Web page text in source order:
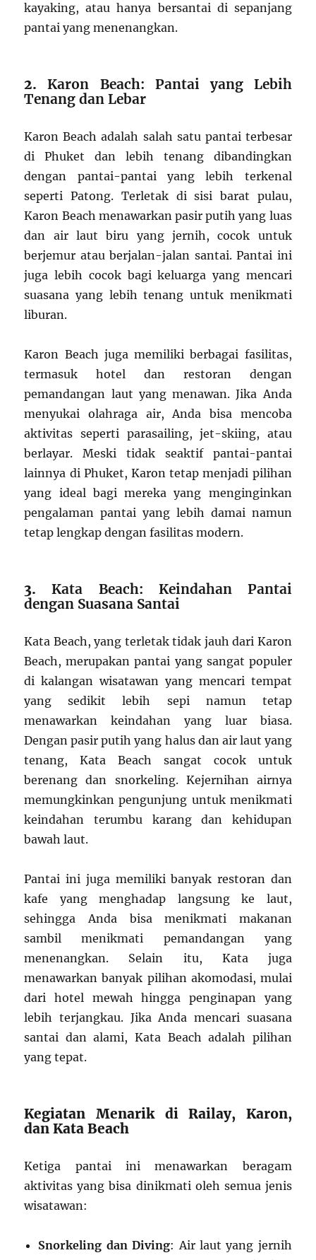
kayaking, atau hanya bersantai di sepanjang
pantai yang menenangkan.
2.Karon Beach: Pantai yang Lebih
Tenang dan Lebar
Karon Beach adalah salah satu pantai terbesar
di Phuket dan lebih tenang dibandingkan
dengan pantai-pantai yang lebih terkenal
seperti Patong. Terletak di sisi barat pulau,
Karon Beach menawarkan pasir putih yang luas
dan air laut biru yang jernih, cocok untuk
berjemur atau berjalan-jalan santai. Pantai ini
juga lebih cocok bagi keluarga yang mencari
suasana yang lebih tenang untuk menikmati
liburan.
Karon Beach juga memiliki berbagai fasilitas,
termasuk hotel dan restoran dengan
pemandangan laut yang menawan. Jika Anda
menyukai olahraga air, Anda bisa mencoba
aktivitas seperti parasailing, jet-skiing, atau
berlayar. Meski tidak seaktif pantai-pantai
lainnya di Phuket, Karon tetap menjadi pilihan
yang ideal bagi mereka yang menginginkan
pengalaman pantai yang lebih damai namun
tetap lengkap dengan fasilitas modern.
3.Kata Beach: Keindahan Pantai
dengan Suasana Santai
Kata Beach, yang terletak tidak jauh dari Karon
Beach, merupakan pantai yang sangat populer
di kalangan wisatawan yang mencari tempat
yang sedikit lebih sepi namun tetap
menawarkan keindahan yang luar biasa.
Dengan pasir putih yang halus dan air laut yang
tenang, Kata Beach sangat cocok untuk
berenang dan snorkeling. Kejernihan airnya
memungkinkan pengunjung untuk menikmati
keindahan terumbu karang dan kehidupan
bawah laut.
Pantai ini juga memiliki banyak restoran dan
kafe yang menghadap langsung ke laut,
sehingga Anda bisa menikmati makanan
sambil menikmati pemandangan yang
menenangkan. Selain itu, Kata juga
menawarkan banyak pilihan akomodasi, mulai
dari hotel mewah hingga penginapan yang
lebih terjangkau. Jika Anda mencari suasana
santai dan alami, Kata Beach adalah pilihan
yang tepat.
Kegiatan Menarik di Railay, Karon,
dan Kata Beach
Ketiga pantai ini menawarkan beragam
aktivitas yang bisa dinikmati oleh semua jenis
wisatawan:
Snorkeling dan Diving: Air laut yang jernih